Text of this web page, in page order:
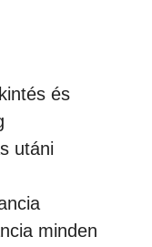
és
utáni
minden